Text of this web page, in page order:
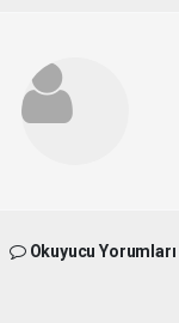
Okuyucu Yorumları